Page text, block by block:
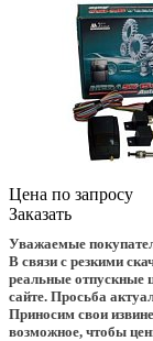
Цена по запросу
Заказать
Уважаемые
В связи с резкими
реальные отпускные
сайте. Просьба
Приносим свои
возможное, чтобы